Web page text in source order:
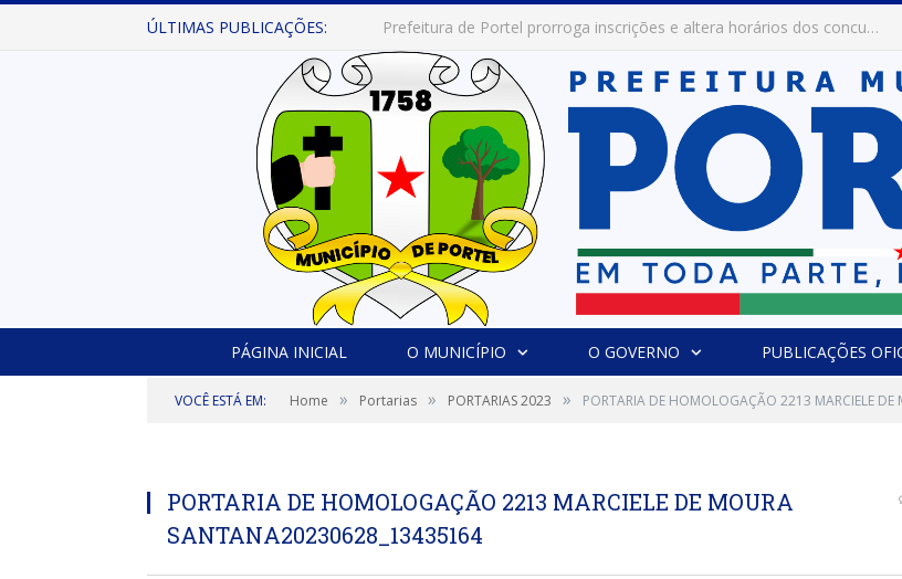
ÚLTIMAS PUBLICAÇÕES: Prefeitura de Portel abre inscrições para concursos que elegerão os destaques do Verão 2026
PÁGINA INICIAL O MUNICÍPIO O GOVERNO PUBLICAÇÕES
VOCÊ ESTÁ EM: Home » Portarias » PORTARIAS 2023 » PORTARIA DE HOMOLOGAÇÃO 2213 MARCIELE
PORTARIA DE HOMOLOGAÇÃO 2213 MARCIELE DE MOURA
SANTANA20230628_13435164